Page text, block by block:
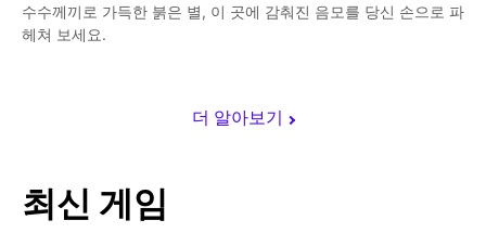
더 알아보기
수수께끼로 가득한 붉은 별, 이 곳에 감춰진 음모를 당신 손으로 파
헤쳐 보세요.
최신 게임